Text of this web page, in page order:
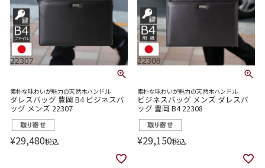
素朴な味わいが魅力の天然木ハンドル
ダレスバッグ 豊岡 B4 ビジネスバ
ッグ メンズ 22307
¥29,480税込
素朴な味わいが魅力の天然木ハンドル
ビジネスバッグ メンズ ダレスバ
ッグ 豊岡 B4 22308
¥29,150税込